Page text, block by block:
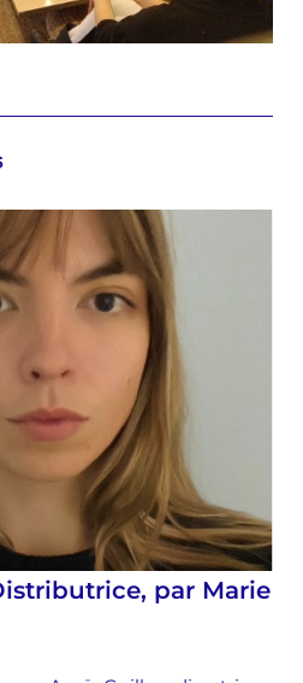
par Marie